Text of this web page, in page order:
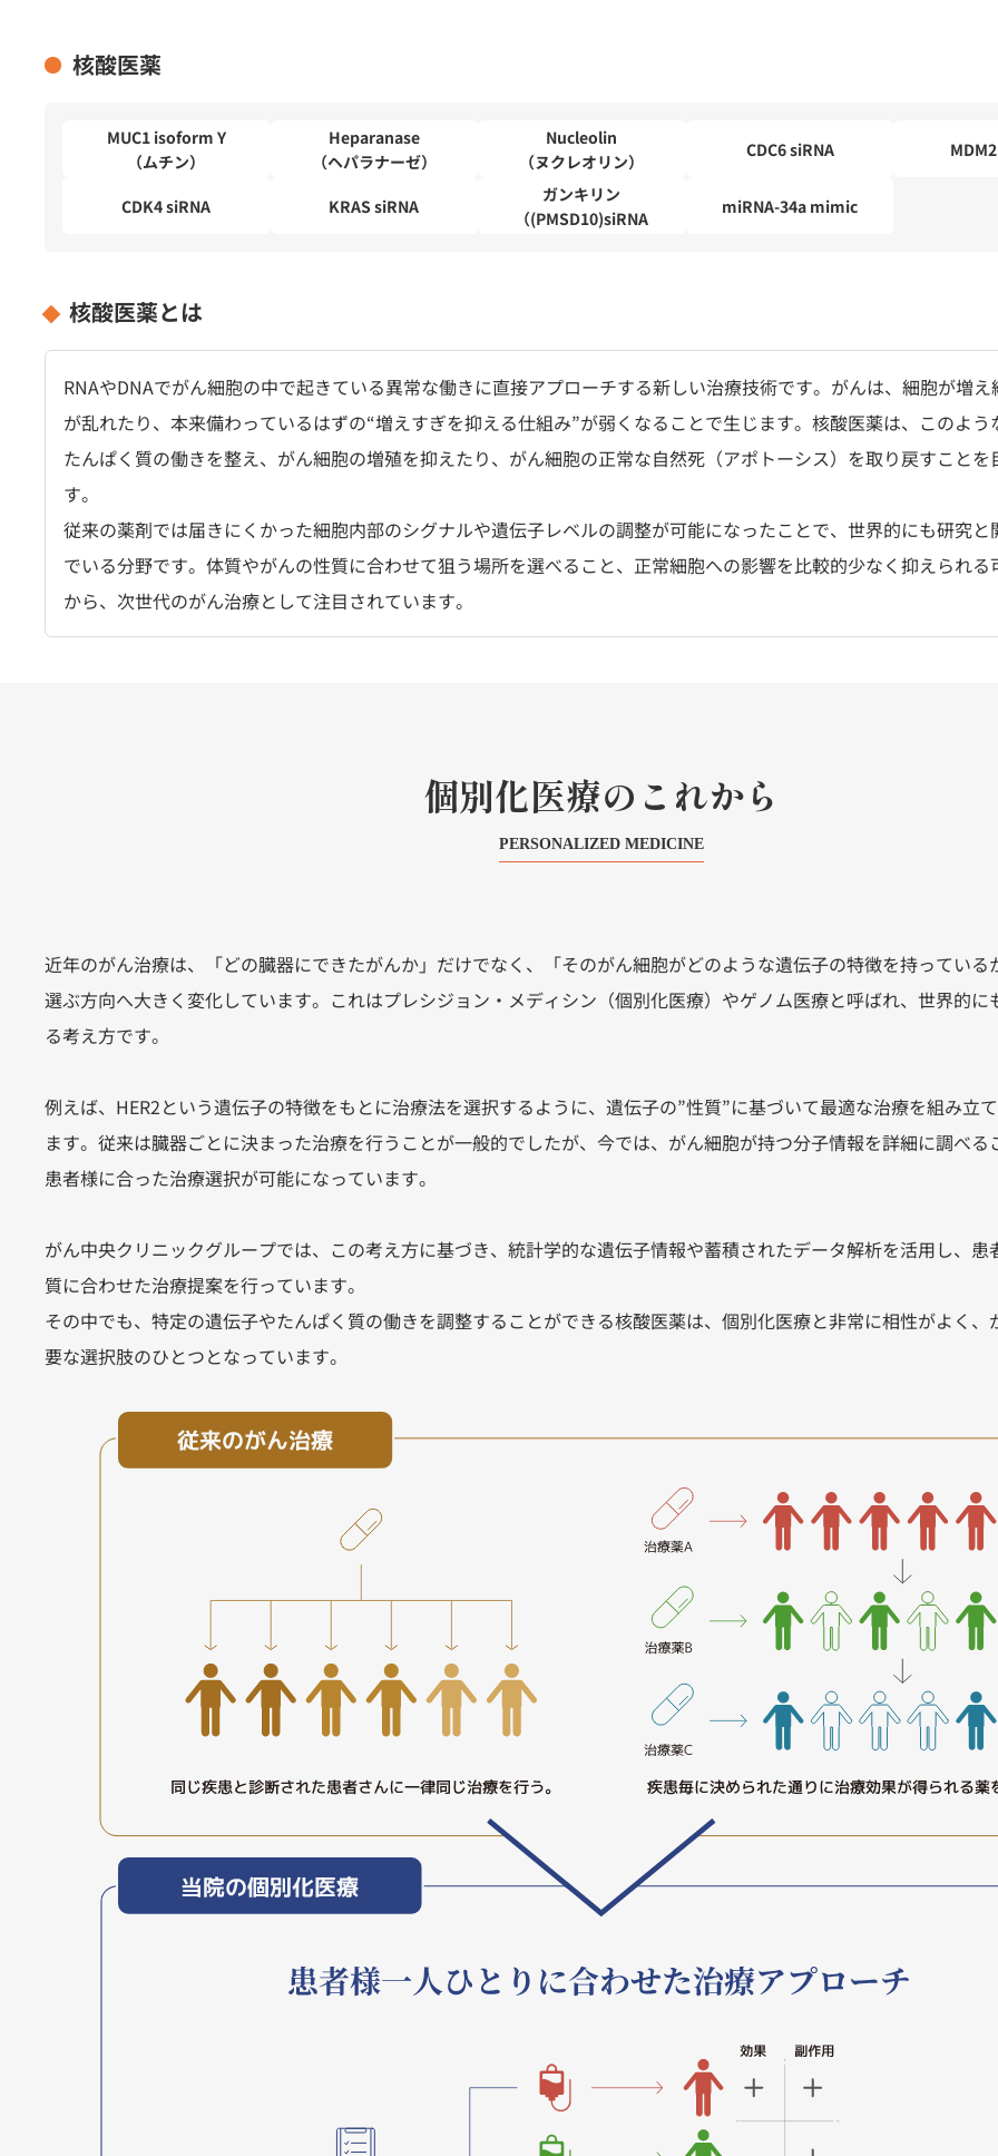
核酸医薬
MUC1 isoform Y
（ムチン）
Heparanase
（ヘパラナーゼ）
Nucleolin
（ヌクレオリン）
CDC6 siRNA
CDK4 siRNA KRAS siRNA
ガンキリン
（(PMSD10)siRNA
miRNA-34a mimic
核酸医薬とは
RNAやDNAでがん細胞の中で起きている異常な働きに直接アプローチする新しい治療技術です。がんは、細胞が増
が乱れたり、本来備わっているはずの“増えすぎを抑える仕組み”が弱くなることで生じます。核酸医薬は、このよう
たんぱく質の働きを整え、がん細胞の増殖を抑えたり、がん細胞の正常な自然死（アポトーシス）を取り戻すことを
す。
従来の薬剤では届きにくかった細胞内部のシグナルや遺伝子レベルの調整が可能になったことで、世界的にも研究と
でいる分野です。体質やがんの性質に合わせて狙う場所を選べること、正常細胞への影響を比較的少なく抑えられる
から、次世代のがん治療として注目されています。
個別化医療のこれから
PERSONALIZED MEDICINE
近年のがん治療は、「どの臓器にできたがんか」だけでなく、「そのがん細胞がどのような遺伝子の特徴を持っている
選ぶ方向へ大きく変化しています。これはプレシジョン・メディシン（個別化医療）やゲノム医療と呼ばれ、世界的に
る考え方です。
例えば、HER2という遺伝子の特徴をもとに治療法を選択するように、遺伝子の”性質”に基づいて最適な治療を組み立
ます。従来は臓器ごとに決まった治療を行うことが一般的でしたが、今では、がん細胞が持つ分子情報を詳細に調べる
患者様に合った治療選択が可能になっています。
がん中央クリニックグループでは、この考え方に基づき、統計学的な遺伝子情報や蓄積されたデータ解析を活用し、患
質に合わせた治療提案を行っています。
その中でも、特定の遺伝子やたんぱく質の働きを調整することができる核酸医薬は、個別化医療と非常に相性がよく、
要な選択肢のひとつとなっています。